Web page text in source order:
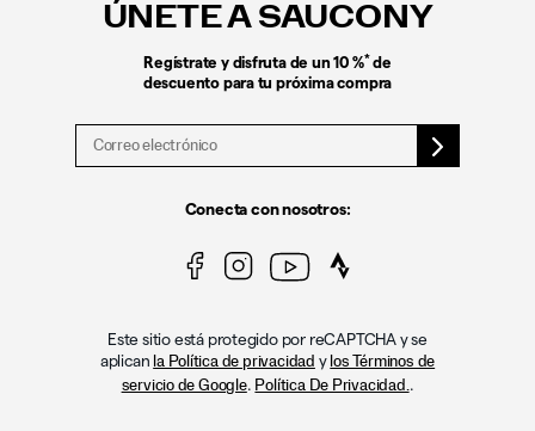
ÚNETE A SAUCONY
Regístrate y disfruta de un 10 %* de
descuento para tu próxima compra
Conecta con nosotros:
Este sitio está protegido por reCAPTCHA y se
aplican la Política de privacidad y los Términos de
servicio de Google. Política De Privacidad. .